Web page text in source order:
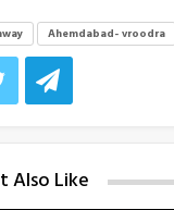
Ahemdabad- vroodra
Also Like